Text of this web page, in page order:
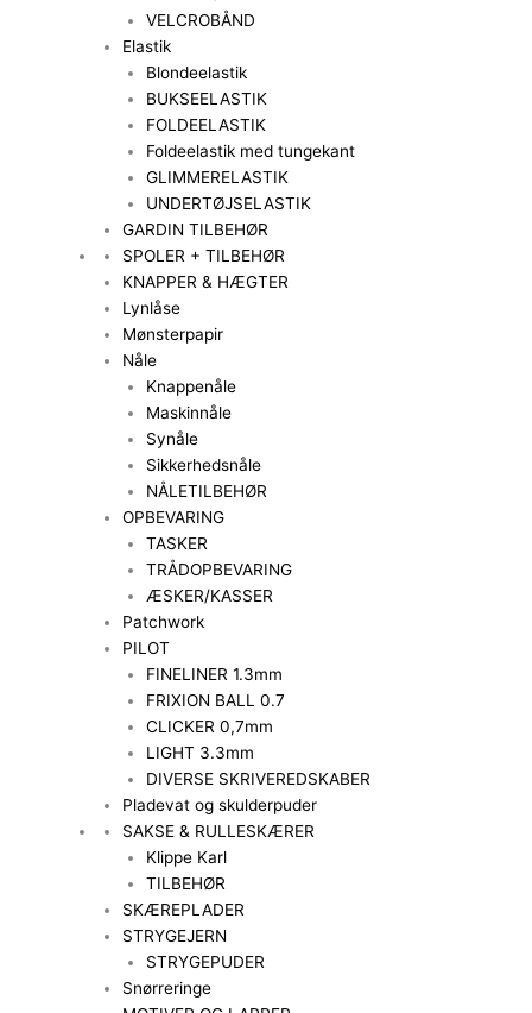
VELCROBÅND
Elastik
Blondeelastik
BUKSEELASTIK
FOLDEELASTIK
Foldeelastik med tungekant
GLIMMERELASTIK
UNDERTØJSELASTIK
GARDIN TILBEHØR
SPOLER + TILBEHØR
KNAPPER & HÆGTER
Lynlåse
Mønsterpapir
Nåle
Knappenåle
Maskinnåle
Synåle
Sikkerhedsnåle
NÅLETILBEHØR
OPBEVARING
TASKER
TRÅDOPBEVARING
ÆSKER/KASSER
Patchwork
PILOT
FINELINER 1.3mm
FRIXION BALL 0.7
CLICKER 0,7mm
LIGHT 3.3mm
DIVERSE SKRIVEREDSKABER
Pladevat og skulderpuder
SAKSE & RULLESKÆRER
Klippe Karl
TILBEHØR
SKÆREPLADER
STRYGEJERN
STRYGEPUDER
Snørreringe